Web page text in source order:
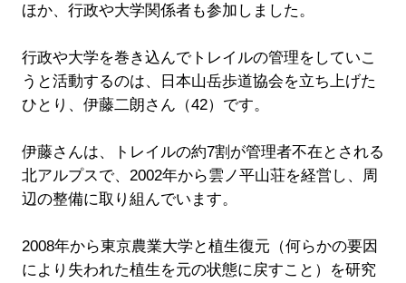
ほか、行政や大学関係者も参加しました。
行政や大学を巻き込んでトレイルの管理をしていこ
うと活動するのは、日本山岳歩道協会を立ち上げた
ひとり、伊藤二朗さん（42）です。
伊藤さんは、トレイルの約7割が管理者不在とされる
北アルプスで、2002年から雲ノ平山荘を経営し、周
辺の整備に取り組んでいます。
2008年から東京農業大学と植生復元（何らかの要因
により失われた植生を元の状態に戻すこと）を研究